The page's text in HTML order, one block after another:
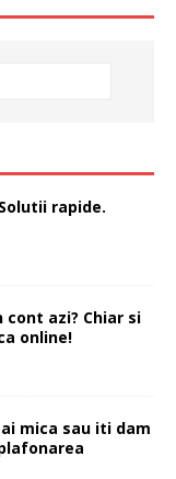
rapide.
azi? Chiar si
online!
mica sau iti dam